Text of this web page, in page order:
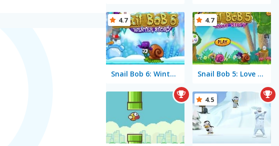
Snail Bob 6: Winter Story
4.7
Snail Bob 5: Love Story
4.7
4.5